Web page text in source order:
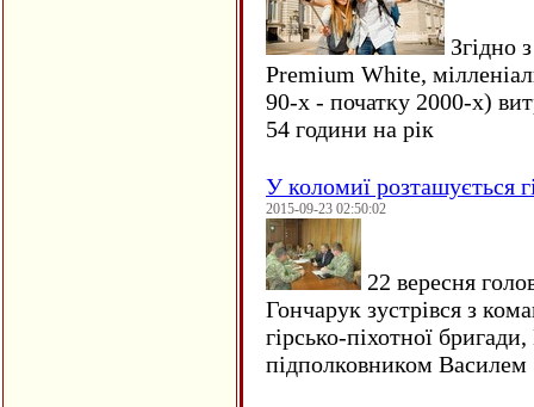
Згідно
Premium White,
90-х - початку 2000-х)
54 години на рік
У коломиї розташується
2015-09-23 02:50:02
22 вересня
Гончарук зустрівся з
гірсько-піхотної
підполковником